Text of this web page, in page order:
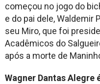
começou no jogo do
e do pai dele, Waldemir
seu Miro, que foi
Acadêmicos do
após a morte de
Wagner Dantas